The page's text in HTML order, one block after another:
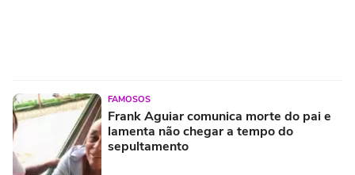
FAMOSOS
Frank Aguiar comunica morte do pai e
lamenta não chegar a tempo do
sepultamento